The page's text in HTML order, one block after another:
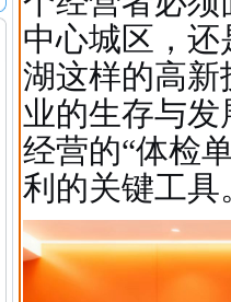
中心城区，
湖这样的高
业的生存与
经营的“体检
利的关键工具